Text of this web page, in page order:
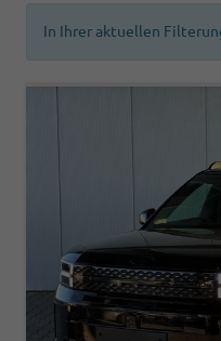
In Ihrer aktuellen